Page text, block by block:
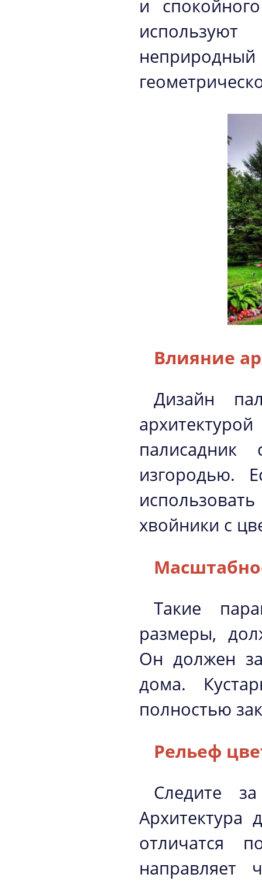
и
Влияние
Дизайн
изгородью.
хвойники с
Такие
размеры,
Он должен
дома.
полностью
Рельеф
Следите
Архитектура
отличатся